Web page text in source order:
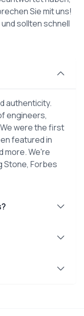
Sie mit uns!
sollten schnell
authenticity.
engineers,
were the first
featured in
more. We're
Stone, Forbes